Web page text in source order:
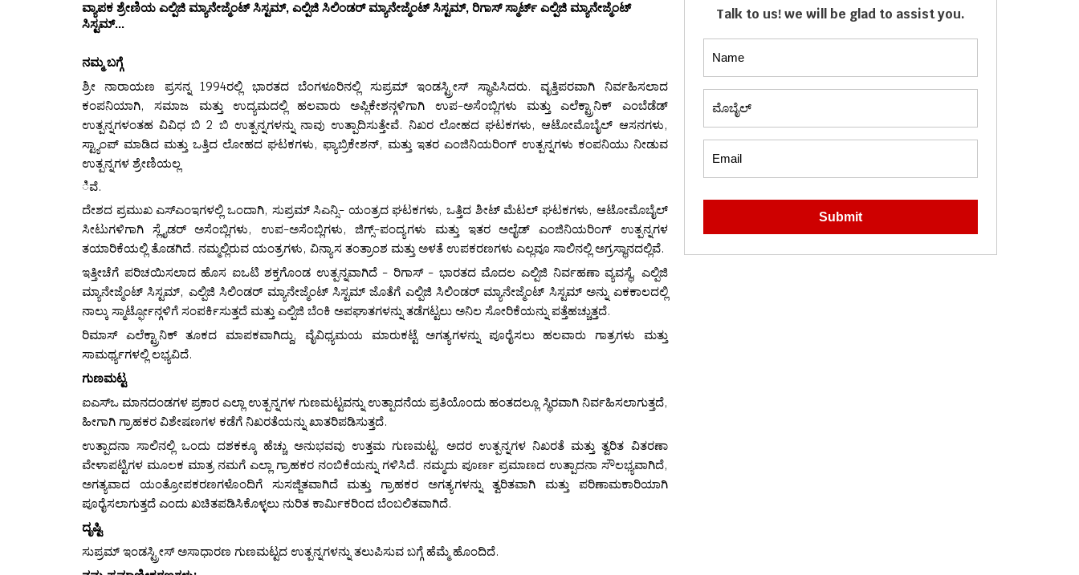
ವ್ಯಾಪಕ ಶ್ರೇಣಿಯ ಎಲ್ಪಿಜಿ ಮ್ಯಾನೇಜ್ಮೆಂಟ್ ಸಿಸ್ಟಮ್, ಎಲ್ಪಿಜಿ ಸಿಲಿಂಡರ್ ಮ್ಯಾನೇಜ್ಮೆಂಟ್ ಸಿಸ್ಟಮ್, ರಿಗಾಸ್ ಸ್ಮಾರ್ಟ್ ಎಲ್ಪಿಜಿ ಮ್ಯಾನೇಜ್ಮೆಂಟ್
ಸಿಸ್ಟಮ್...
ನಮ್ಮ ಬಗ್ಗೆ
ಶ್ರೀ ನಾರಾಯಣ ಪ್ರಸನ್ನ 1994ರಲ್ಲಿ ಭಾರತದ ಬೆಂಗಳೂರಿನಲ್ಲಿ ಸುಪ್ರಮ್ ಇಂಡಸ್ಟ್ರೀಸ್ ಸ್ಥಾಪಿಸಿದರು. ವೃತ್ತಿಪರವಾಗಿ ನಿರ್ವಹಿಸಲಾದ
ಕಂಪನಿಯಾಗಿ, ಸಮಾಜ ಮತ್ತು ಉದ್ಯಮದಲ್ಲಿ ಹಲವಾರು ಅಪ್ಲಿಕೇಶನ್ಗಳಿಗಾಗಿ ಉಪ-ಅಸೆಂಬ್ಲಿಗಳು ಮತ್ತು ಎಲೆಕ್ಟ್ರಾನಿಕ್ ಎಂಬೆಡೆಡ್
ಉತ್ಪನ್ನಗಳಂತಹ ವಿವಿಧ ಬಿ 2 ಬಿ ಉತ್ಪನ್ನಗಳನ್ನು ನಾವು ಉತ್ಪಾದಿಸುತ್ತೇವೆ. ನಿಖರ ಲೋಹದ ಘಟಕಗಳು, ಆಟೋಮೊಬೈಲ್ ಆಸನಗಳು,
ಸ್ಟ್ಯಾಂಪ್ ಮಾಡಿದ ಮತ್ತು ಒತ್ತಿದ ಲೋಹದ ಘಟಕಗಳು, ಫ್ಯಾಬ್ರಿಕೇಶನ್, ಮತ್ತು ಇತರ ಎಂಜಿನಿಯರಿಂಗ್ ಉತ್ಪನ್ನಗಳು ಕಂಪನಿಯು ನೀಡುವ
ಉತ್ಪನ್ನಗಳ ಶ್ರೇಣಿಯಲ್ಲ
ಿವೆ.
ದೇಶದ ಪ್ರಮುಖ ಎಸ್ಎಂಇಗಳಲ್ಲಿ ಒಂದಾಗಿ, ಸುಪ್ರಮ್ ಸಿಎನ್ಸಿ- ಯಂತ್ರದ ಘಟಕಗಳು, ಒತ್ತಿದ ಶೀಟ್ ಮೆಟಲ್ ಘಟಕಗಳು, ಆಟೋಮೊಬೈಲ್
ಸೀಟುಗಳಿಗಾಗಿ ಸ್ಲೈಡರ್ ಅಸೆಂಬ್ಲಿಗಳು, ಉಪ-ಅಸೆಂಬ್ಲಿಗಳು, ಜಿಗ್ಸ್-ಪಂದ್ಯಗಳು ಮತ್ತು ಇತರ ಅಲೈಡ್ ಎಂಜಿನಿಯರಿಂಗ್ ಉತ್ಪನ್ನಗಳ
ತಯಾರಿಕೆಯಲ್ಲಿ ತೊಡಗಿದೆ. ನಮ್ಮಲ್ಲಿರುವ ಯಂತ್ರಗಳು, ವಿನ್ಯಾಸ ತಂತ್ರಾಂಶ ಮತ್ತು ಅಳತೆ ಉಪಕರಣಗಳು ಎಲ್ಲವೂ ಸಾಲಿನಲ್ಲಿ ಅಗ್ರಸ್ಥಾನದಲ್ಲಿವೆ.
ಇತ್ತೀಚೆಗೆ ಪರಿಚಯಿಸಲಾದ ಹೊಸ ಐಒಟಿ ಶಕ್ತಗೊಂಡ ಉತ್ಪನ್ನವಾಗಿದೆ - ರಿಗಾಸ್ - ಭಾರತದ ಮೊದಲ ಎಲ್ಪಿಜಿ ನಿರ್ವಹಣಾ ವ್ಯವಸ್ಥೆ, ಎಲ್ಪಿಜಿ
ಮ್ಯಾನೇಜ್ಮೆಂಟ್ ಸಿಸ್ಟಮ್, ಎಲ್ಪಿಜಿ ಸಿಲಿಂಡರ್ ಮ್ಯಾನೇಜ್ಮೆಂಟ್ ಸಿಸ್ಟಮ್ ಜೊತೆಗೆ ಎಲ್ಪಿಜಿ ಸಿಲಿಂಡರ್ ಮ್ಯಾನೇಜ್ಮೆಂಟ್ ಸಿಸ್ಟಮ್ ಅನ್ನು ಏಕಕಾಲದಲ್ಲಿ
ನಾಲ್ಕು ಸ್ಮಾರ್ಟ್ಫೋನ್ಗಳಿಗೆ ಸಂಪರ್ಕಿಸುತ್ತದೆ ಮತ್ತು ಎಲ್ಪಿಜಿ ಬೆಂಕಿ ಅಪಘಾತಗಳನ್ನು ತಡೆಗಟ್ಟಲು ಅನಿಲ ಸೋರಿಕೆಯನ್ನು ಪತ್ತೆಹಚ್ಚುತ್ತದೆ.
ರಿಮಾಸ್ ಎಲೆಕ್ಟ್ರಾನಿಕ್ ತೂಕದ ಮಾಪಕವಾಗಿದ್ದು, ವೈವಿಧ್ಯಮಯ ಮಾರುಕಟ್ಟೆ ಅಗತ್ಯಗಳನ್ನು ಪೂರೈಸಲು ಹಲವಾರು ಗಾತ್ರಗಳು ಮತ್ತು
ಸಾಮರ್ಥ್ಯಗಳಲ್ಲಿ ಲಭ್ಯವಿದೆ.
ಗುಣಮಟ್ಟ
ಐಎಸ್ಒ ಮಾನದಂಡಗಳ ಪ್ರಕಾರ ಎಲ್ಲಾ ಉತ್ಪನ್ನಗಳ ಗುಣಮಟ್ಟವನ್ನು ಉತ್ಪಾದನೆಯ ಪ್ರತಿಯೊಂದು ಹಂತದಲ್ಲೂ ಸ್ಥಿರವಾಗಿ ನಿರ್ವಹಿಸಲಾಗುತ್ತದೆ,
ಹೀಗಾಗಿ ಗ್ರಾಹಕರ ವಿಶೇಷಣಗಳ ಕಡೆಗೆ ನಿಖರತೆಯನ್ನು ಖಾತರಿಪಡಿಸುತ್ತದೆ.
ಉತ್ಪಾದನಾ ಸಾಲಿನಲ್ಲಿ ಒಂದು ದಶಕಕ್ಕೂ ಹೆಚ್ಚು ಅನುಭವವು ಉತ್ತಮ ಗುಣಮಟ್ಟ, ಅದರ ಉತ್ಪನ್ನಗಳ ನಿಖರತೆ ಮತ್ತು ತ್ವರಿತ ವಿತರಣಾ
ವೇಳಾಪಟ್ಟಿಗಳ ಮೂಲಕ ಮಾತ್ರ ನಮಗೆ ಎಲ್ಲಾ ಗ್ರಾಹಕರ ನಂಬಿಕೆಯನ್ನು ಗಳಿಸಿದೆ. ನಮ್ಮದು ಪೂರ್ಣ ಪ್ರಮಾಣದ ಉತ್ಪಾದನಾ ಸೌಲಭ್ಯವಾಗಿದೆ,
ಅಗತ್ಯವಾದ ಯಂತ್ರೋಪಕರಣಗಳೊಂದಿಗೆ ಸುಸಜ್ಜಿತವಾಗಿದೆ ಮತ್ತು ಗ್ರಾಹಕರ ಅಗತ್ಯಗಳನ್ನು ತ್ವರಿತವಾಗಿ ಮತ್ತು ಪರಿಣಾಮಕಾರಿಯಾಗಿ
ಪೂರೈಸಲಾಗುತ್ತದೆ ಎಂದು ಖಚಿತಪಡಿಸಿಕೊಳ್ಳಲು ನುರಿತ ಕಾರ್ಮಿಕರಿಂದ ಬೆಂಬಲಿತವಾಗಿದೆ.
ದೃಷ್ಟಿ
ಸುಪ್ರಮ್ ಇಂಡಸ್ಟ್ರೀಸ್ ಅಸಾಧಾರಣ ಗುಣಮಟ್ಟದ ಉತ್ಪನ್ನಗಳನ್ನು ತಲುಪಿಸುವ ಬಗ್ಗೆ ಹೆಮ್ಮೆ ಹೊಂದಿದೆ.
Talk to us! we will be glad to assist you.